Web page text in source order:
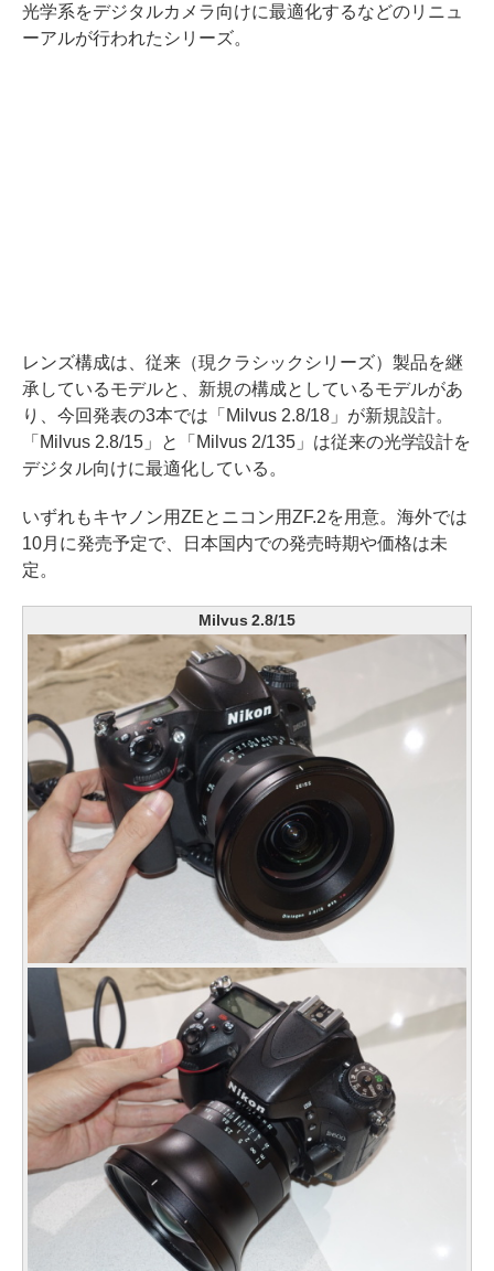
光学系をデジタルカメラ向けに最適化するなどのリニュ
ーアルが行われたシリーズ。
レンズ構成は、従来（現クラシックシリーズ）製品を継
承しているモデルと、新規の構成としているモデルがあ
り、今回発表の3本では「Milvus 2.8/18」が新規設計。
「Milvus 2.8/15」と「Milvus 2/135」は従来の光学設計を
デジタル向けに最適化している。
いずれもキヤノン用ZEとニコン用ZF.2を用意。海外では
10月に発売予定で、日本国内での発売時期や価格は未
定。
Milvus 2.8/15